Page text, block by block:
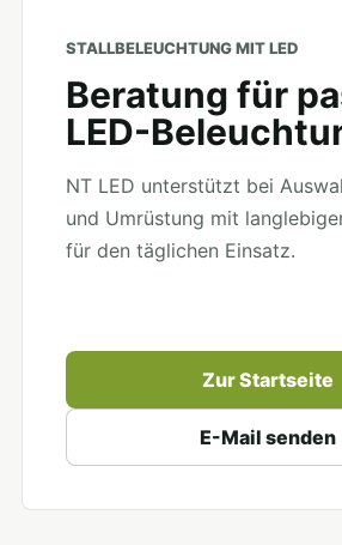
STALLBELEUCHTUNG MIT LED
Beratung für
LED-
NT LED unterstützt bei
und Umrüstung mit
für den täglichen Einsatz.
Zur Startseite
E-Mail senden